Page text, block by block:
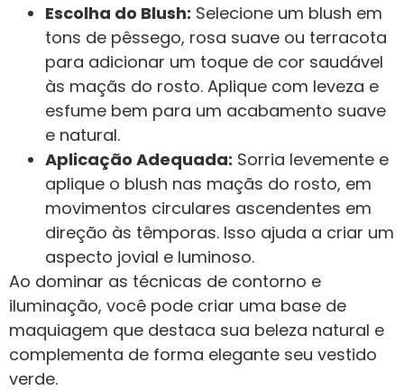
Escolha do Blush: Selecione um blush em
tons de pêssego, rosa suave ou terracota
para adicionar um toque de cor saudável
às maçãs do rosto. Aplique com leveza e
esfume bem para um acabamento suave
e natural.
Aplicação Adequada: Sorria levemente e
aplique o blush nas maçãs do rosto, em
movimentos circulares ascendentes em
direção às têmporas. Isso ajuda a criar um
aspecto jovial e luminoso.
Ao dominar as técnicas de contorno e
iluminação, você pode criar uma base de
maquiagem que destaca sua beleza natural e
complementa de forma elegante seu vestido
verde.